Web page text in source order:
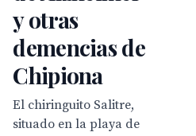
y otras
demencias de
Chipiona
El chiringuito Salitre,
situado en la playa de